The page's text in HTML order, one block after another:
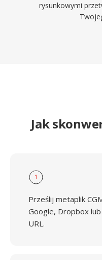
rysunkowymi
Jak
1
Prześlij metaplik
Google, Dropbox
URL.